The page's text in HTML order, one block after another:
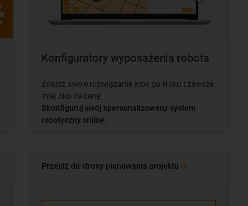
Konfiguratory wyposażenia robota
Znajdź swoje rozwiązanie krok po kroku i zawsze
miej oko na cenę:
Skonfiguruj swój spersonalizowany system
robotyczny online.
Przejdź do strony planowania projektu